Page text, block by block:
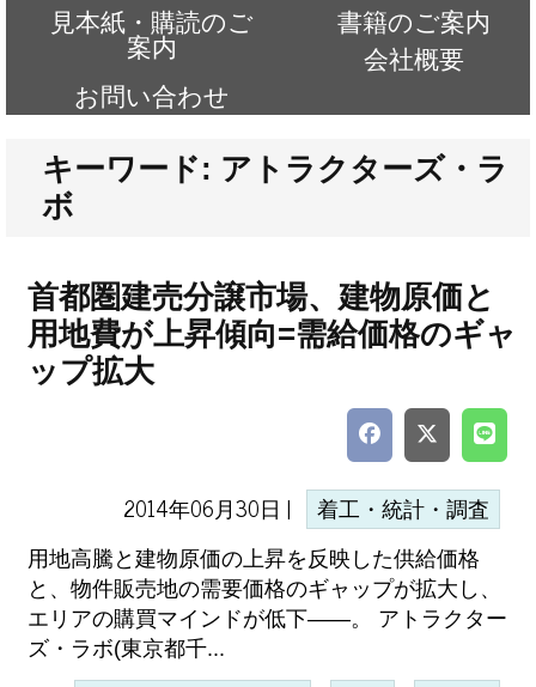
見本紙・購読のご
案内
書籍のご案内
会社概要
お問い合わせ
キーワード: アトラクターズ・ラ
ボ
首都圏建売分譲市場、建物原価と
用地費が上昇傾向=需給価格のギャ
ップ拡大
2014年06月30日 | 着工・統計・調査
用地高騰と建物原価の上昇を反映した供給価格
と、物件販売地の需要価格のギャップが拡大し、
エリアの購買マインドが低下――。 アトラクター
ズ・ラボ(東京都千...